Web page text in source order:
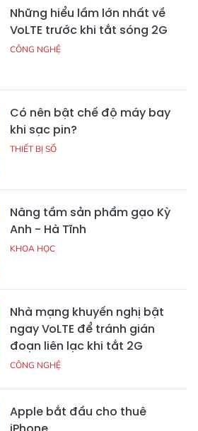
Những hiểu lầm lớn nhất về
VoLTE trước khi tắt sóng 2G
CÔNG NGHỆ
Có nên bật chế độ máy bay
khi sạc pin?
THIẾT BỊ SỐ
Nâng tầm sản phẩm gạo Kỳ
Anh - Hà Tĩnh
KHOA HỌC
Nhà mạng khuyến nghị bật
ngay VoLTE để tránh gián
đoạn liên lạc khi tắt 2G
CÔNG NGHỆ
Apple bắt đầu cho thuê